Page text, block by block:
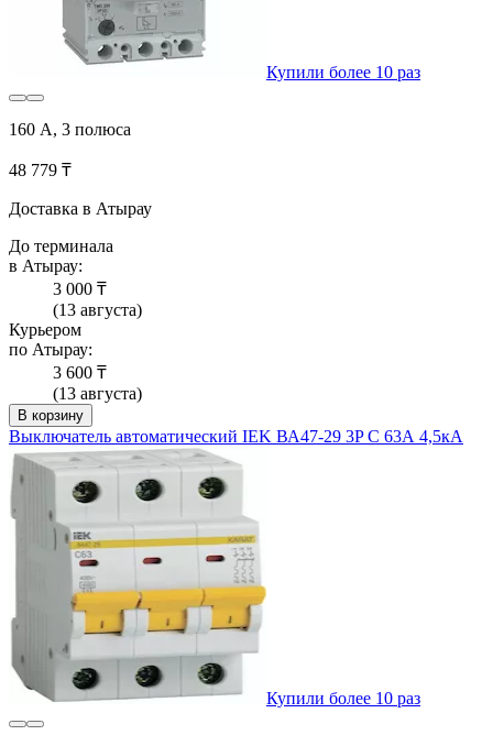
Купили более 10 раз
160 А, 3 полюса
48 779 ₸
Доставка в Атырау
До терминала
в Атырау:
3 000 ₸
(13 августа)
Курьером
по Атырау:
3 600 ₸
(13 августа)
В корзину
Выключатель автоматический IEK ВА47-29 3P C 63А 4,5кА
Купили более 10 раз